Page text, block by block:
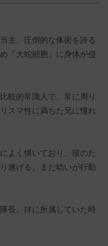
主。圧倒的な体術を誇る
「大蛇細胞」に身体が侵
較的常識人で、常に周り
スマ性に満ちた兄に憧れ
よく懐いており、彼のた
遂げる。まだ幼いが行動
長。犲に所属していた時